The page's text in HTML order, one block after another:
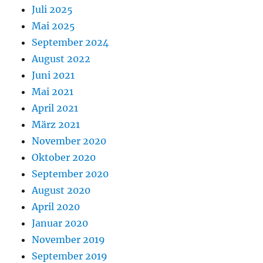
Juli 2025
Mai 2025
September 2024
August 2022
Juni 2021
Mai 2021
April 2021
März 2021
November 2020
Oktober 2020
September 2020
August 2020
April 2020
Januar 2020
November 2019
September 2019